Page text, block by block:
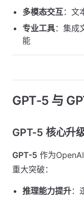
多模态交互：文
专业工具：集成
能
GPT-5 与
GPT-5 核心升
GPT-5 作为
重大突破：
推理能力提升：